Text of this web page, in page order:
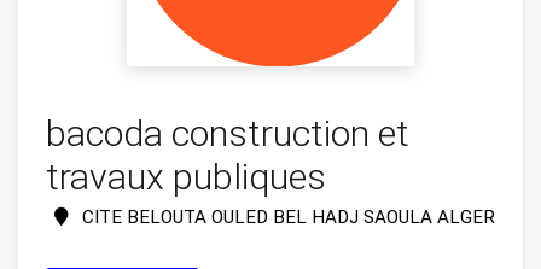
bacoda construction et
travaux publiques
CITE BELOUTA OULED BEL HADJ SAOULA ALGER